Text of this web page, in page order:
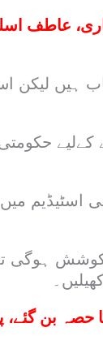
آفیشل نغمہ جاری،
ہیں
اسٹیڈیم
کوشش ہوگی
حصہ بن گئے،